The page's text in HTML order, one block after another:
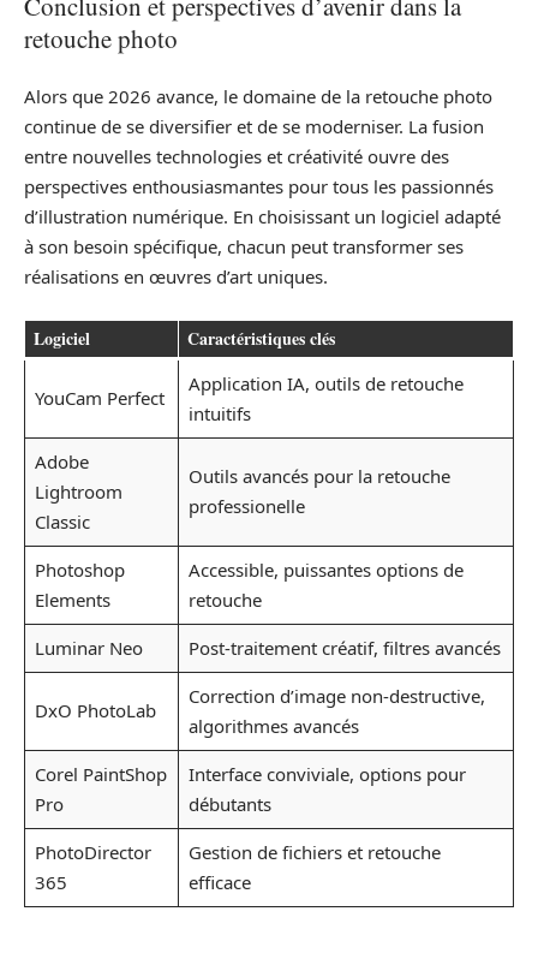
retouche photo
Alors que 2026 avance, le domaine de la retouche photo
continue de se diversifier et de se moderniser. La fusion
entre nouvelles technologies et créativité ouvre des
perspectives enthousiasmantes pour tous les passionnés
d’illustration numérique. En choisissant un logiciel adapté
à son besoin spécifique, chacun peut transformer ses
réalisations en œuvres d’art uniques.
Logiciel Caractéristiques clés
YouCam Perfect
Application IA, outils de retouche
intuitifs
Adobe
Lightroom
Classic
Outils avancés pour la retouche
professionelle
Photoshop
Elements
Accessible, puissantes options de
retouche
Luminar Neo
Post-traitement créatif, filtres avancés
DxO PhotoLab
Correction d’image non-destructive,
algorithmes avancés
Corel PaintShop
Pro
Interface conviviale, options pour
débutants
PhotoDirector
365
Gestion de fichiers et retouche
efficace